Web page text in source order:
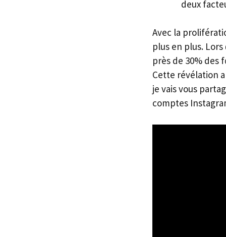
deux
Avec la
plus en plus.
près de 30% des
Cette révélation
je vais vous
comptes